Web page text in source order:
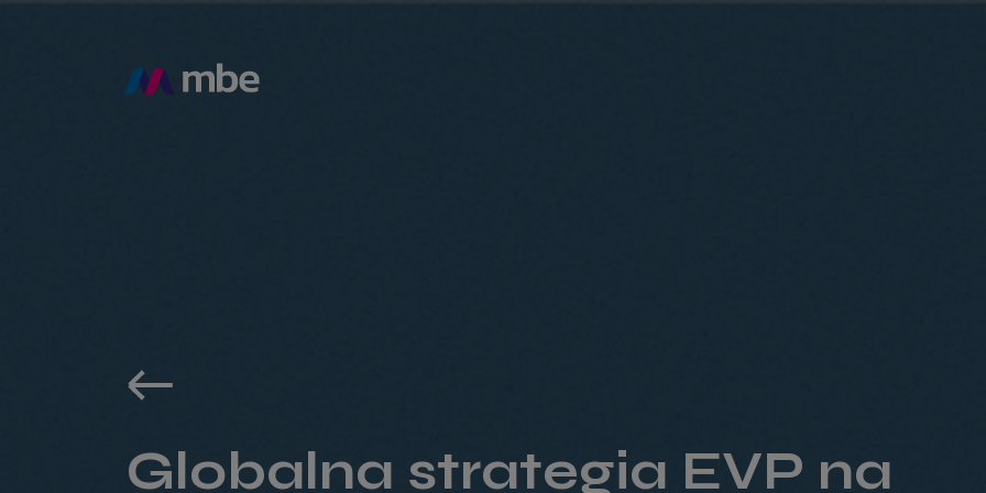
Globalna strategia EVP na